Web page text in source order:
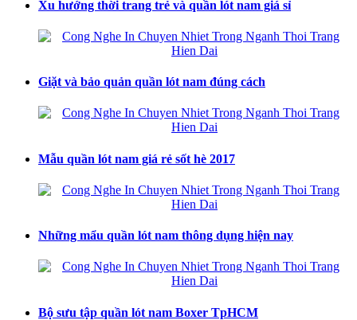
Xu hướng thời trang trẻ và quần lót nam giá sỉ
Giặt và bảo quản quần lót nam đúng cách
Mẫu quần lót nam giá rẻ sốt hè 2017
Những mẩu quần lót nam thông dụng hiện nay
Bộ sưu tập quần lót nam Boxer TpHCM